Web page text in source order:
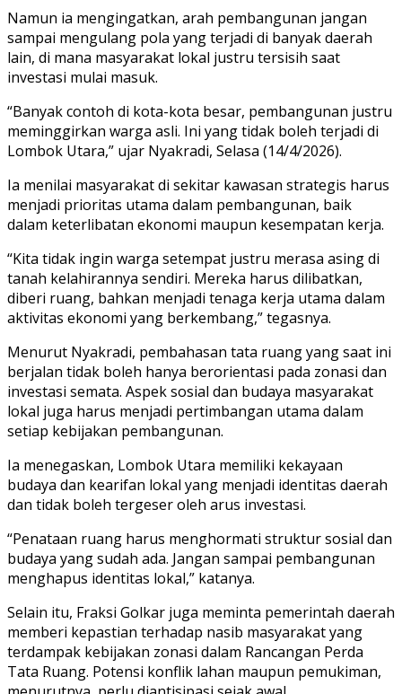
Namun ia mengingatkan, arah pembangunan jangan
sampai mengulang pola yang terjadi di banyak daerah
lain, di mana masyarakat lokal justru tersisih saat
investasi mulai masuk.
“Banyak contoh di kota-kota besar, pembangunan justru
meminggirkan warga asli. Ini yang tidak boleh terjadi di
Lombok Utara,” ujar Nyakradi, Selasa (14/4/2026).
Ia menilai masyarakat di sekitar kawasan strategis harus
menjadi prioritas utama dalam pembangunan, baik
dalam keterlibatan ekonomi maupun kesempatan kerja.
“Kita tidak ingin warga setempat justru merasa asing di
tanah kelahirannya sendiri. Mereka harus dilibatkan,
diberi ruang, bahkan menjadi tenaga kerja utama dalam
aktivitas ekonomi yang berkembang,” tegasnya.
Menurut Nyakradi, pembahasan tata ruang yang saat ini
berjalan tidak boleh hanya berorientasi pada zonasi dan
investasi semata. Aspek sosial dan budaya masyarakat
lokal juga harus menjadi pertimbangan utama dalam
setiap kebijakan pembangunan.
Ia menegaskan, Lombok Utara memiliki kekayaan
budaya dan kearifan lokal yang menjadi identitas daerah
dan tidak boleh tergeser oleh arus investasi.
“Penataan ruang harus menghormati struktur sosial dan
budaya yang sudah ada. Jangan sampai pembangunan
menghapus identitas lokal,” katanya.
Selain itu, Fraksi Golkar juga meminta pemerintah daerah
memberi kepastian terhadap nasib masyarakat yang
terdampak kebijakan zonasi dalam Rancangan Perda
Tata Ruang. Potensi konflik lahan maupun pemukiman,